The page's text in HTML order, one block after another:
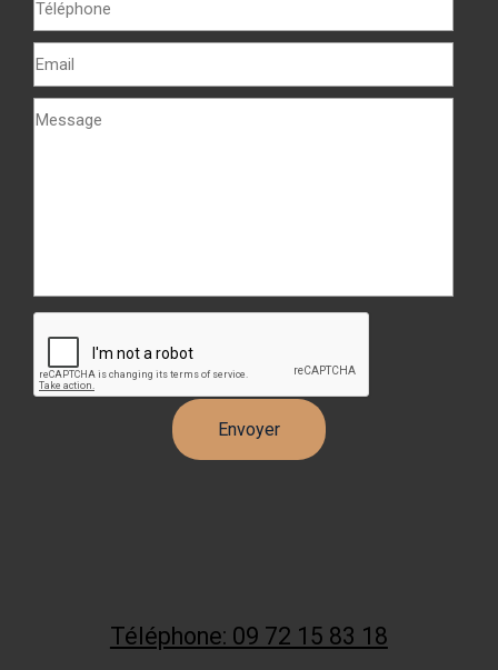
Téléphone: 09 72 15 83 18